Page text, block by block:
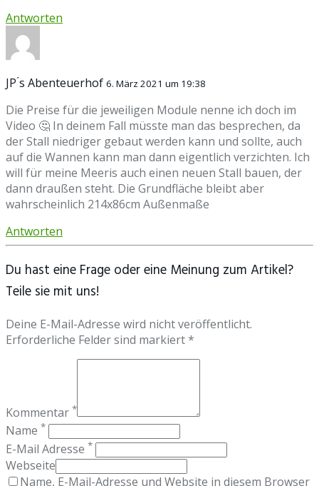
Antworten
JP ́s Abenteuerhof 6. März 2021 um 19:38
Die Preise für die jeweiligen Module nenne ich doch im
Video 🤔 In deinem Fall müsste man das besprechen, da
der Stall niedriger gebaut werden kann und sollte, auch
auf die Wannen kann man dann eigentlich verzichten. Ich
will für meine Meeris auch einen neuen Stall bauen, der
dann draußen steht. Die Grundfläche bleibt aber
wahrscheinlich 214x86cm Außenmaße
Antworten
Du hast eine Frage oder eine Meinung zum Artikel?
Teile sie mit uns!
Deine E-Mail-Adresse wird nicht veröffentlicht.
Erforderliche Felder sind markiert *
Kommentar *
Name *
E-Mail Adresse *
Webseite
Name, E-Mail-Adresse und Website in diesem Browser